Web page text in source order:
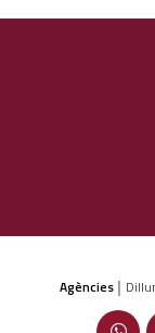
Agències |